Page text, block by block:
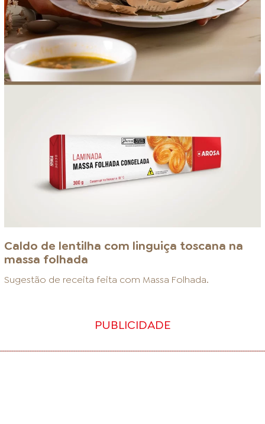
Caldo de lentilha com linguiça toscana na
massa folhada
Sugestão de receita feita com Massa Folhada.
PUBLICIDADE